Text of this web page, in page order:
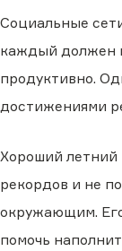
Социальные
каждый должен
продуктивно.
достижениями
Хороший летний
рекордов и не
окружающим.
помочь